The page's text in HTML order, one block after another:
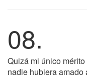
08.
Quizá mi único
nadie hubiera amado